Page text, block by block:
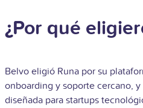
¿Por qué
Belvo eligió Runa por su
onboarding y soporte cercano,
diseñada para startups